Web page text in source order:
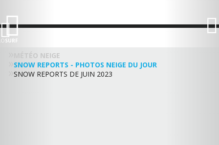
SURF
MÉTÉO NEIGE
SNOW REPORTS - PHOTOS NEIGE DU JOUR
SNOW REPORTS DE JUIN 2023